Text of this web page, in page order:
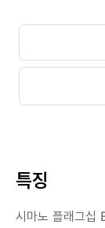
특징
시마노 플래그십